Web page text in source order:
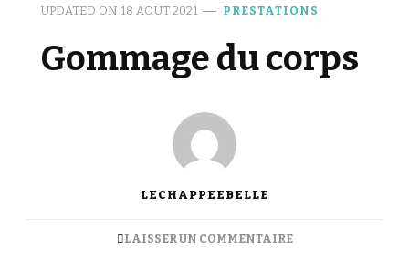
UPDATED ON 18 AOÛT 2021 PRESTATIONS
Gommage du corps
LECHAPPEEBELLE
LAISSER UN COMMENTAIRE